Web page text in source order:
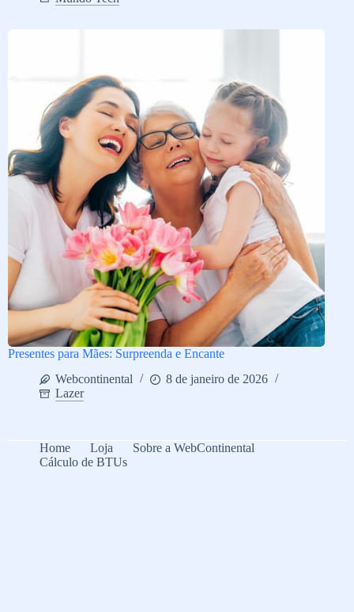
Presentes para Mães: Surpreenda e Encante
Webcontinental
8 de janeiro de 2026
Lazer
Home Loja
Sobre a WebContinental
Cálculo de BTUs